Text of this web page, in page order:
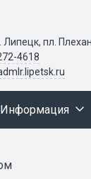
Липецк, пл.
4618
Информация